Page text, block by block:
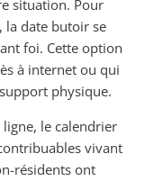
situation. Pour
la date butoir se
foi. Cette option
à internet ou qui
physique.
le calendrier
vivant
résidents ont